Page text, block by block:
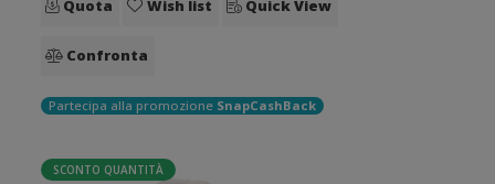
Quota Wish list Quick View
Confronta
Partecipa alla promozione SnapCashBack
SCONTO QUANTITÀ